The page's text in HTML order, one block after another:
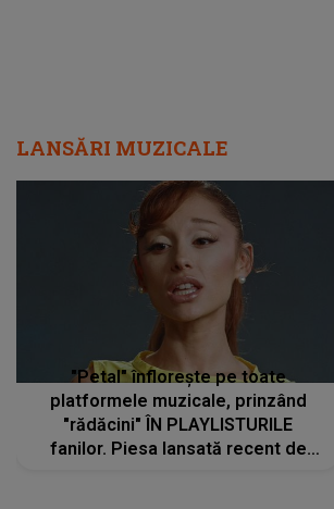
LANSĂRI MUZICALE
"Petal" înflorește pe toate
platformele muzicale, prinzând
"rădăcini" ÎN PLAYLISTURILE
fanilor. Piesa lansată recent de